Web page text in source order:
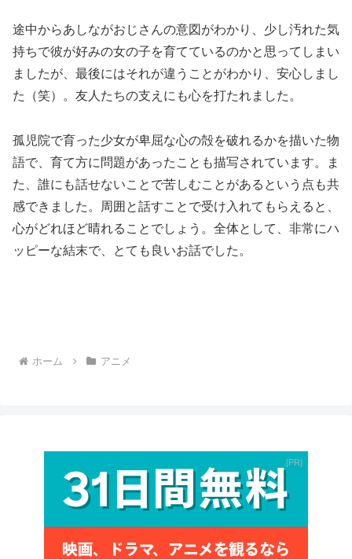
途中からあしながおじさんの意図がわかり、少し汚れた気
持ちで彼が好みの女の子を育てているのかと思ってしまい
ましたが、最後にはそれが違うことがわかり、安心しまし
た（笑）。友人たちの支えにも心を打たれました。
孤児院で育った少女が卑屈な心の殻を破れるかを描いた物
語で、育て方に問題があったことも描写されています。ま
た、誰にも話せないことで苦しむことがあるという点も共
感できました。周囲と話すことで受け入れてもらえると、
心がどれほど晴れることでしょう。全体として、非常にハ
ッピーな結末で、とても良いお話でした。
ホーム アニメ
PR